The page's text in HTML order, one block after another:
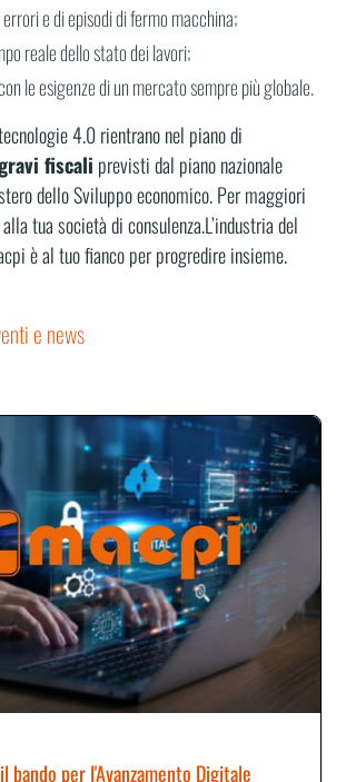
e di episodi di fermo macchina;
reale dello stato dei lavori;
le esigenze di un mercato sempre più globale.
4.0 rientrano nel piano di
fiscali previsti dal piano nazionale
dello Sviluppo economico. Per maggiori
tua società di consulenza.L’industria del
è al tuo fianco per progredire insieme.
e news
bando per l'Avanzamento Digitale